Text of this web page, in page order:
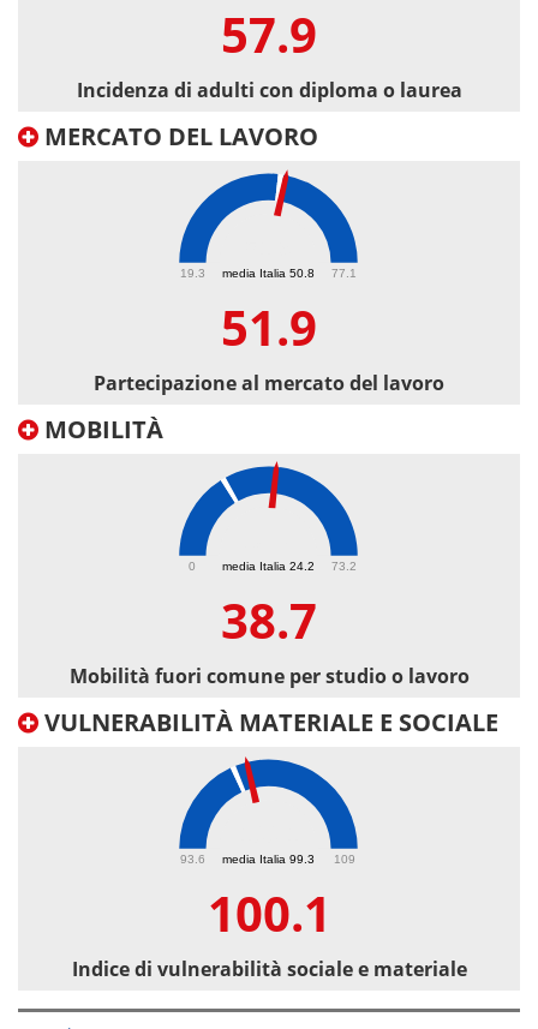
57.9
Incidenza di adulti con diploma o laurea
MERCATO DEL LAVORO
media Italia 50.8
19.3 77.1
51.9
Partecipazione al mercato del lavoro
MOBILITÀ
media Italia 24.2
0 73.2
38.7
Mobilità fuori comune per studio o lavoro
VULNERABILITÀ MATERIALE E SOCIALE
media Italia 99.3
93.6 109
100.1
Indice di vulnerabilità sociale e materiale